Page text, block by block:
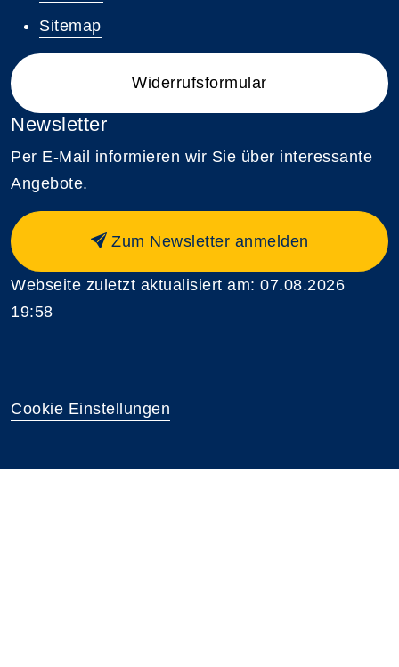
Sitemap
Widerrufsformular
Newsletter
Per E-Mail informieren wir Sie über interessante
Angebote.
Zum Newsletter anmelden
Webseite zuletzt aktualisiert am: 07.08.2026
19:58
Cookie Einstellungen